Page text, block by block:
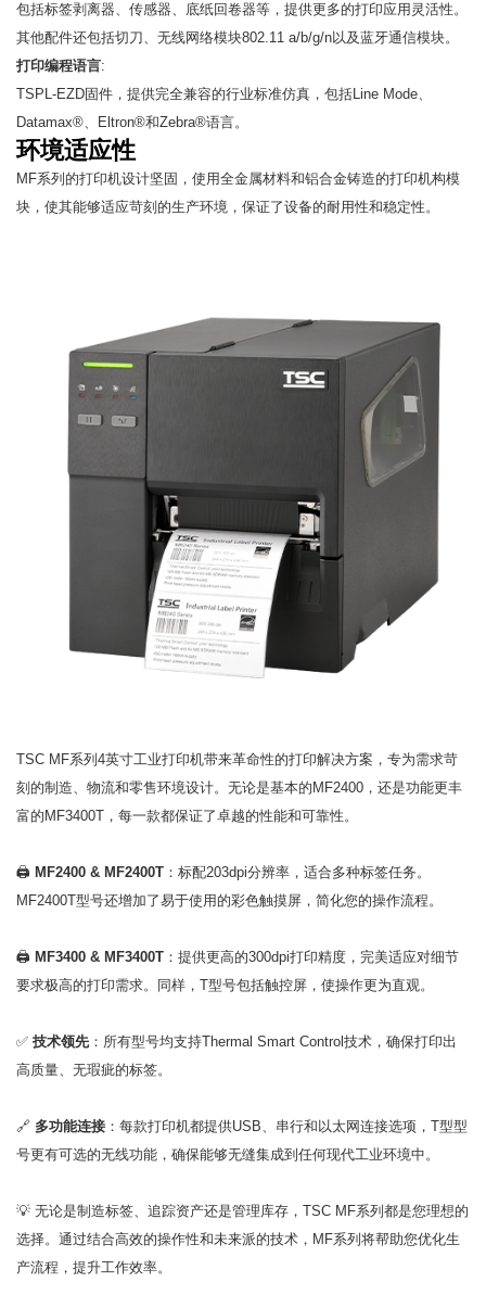
包括标签剥离器、传感器、底纸回卷器等，提供更多的打印应用灵活性。
其他配件还包括切刀、无线网络模块802.11 a/b/g/n以及蓝牙通信模块。
打印编程语言:
TSPL-EZD固件，提供完全兼容的行业标准仿真，包括Line Mode、
Datamax®、Eltron®和Zebra®语言。
环境适应性
MF系列的打印机设计坚固，使用全金属材料和铝合金铸造的打印机构模
块，使其能够适应苛刻的生产环境，保证了设备的耐用性和稳定性。
TSC MF系列4英寸工业打印机带来革命性的打印解决方案，专为需求苛
刻的制造、物流和零售环境设计。无论是基本的MF2400，还是功能更丰
富的MF3400T，每一款都保证了卓越的性能和可靠性。
🖨️ MF2400 & MF2400T ：标配203dpi分辨率，适合多种标签任务。
MF2400T型号还增加了易于使用的彩色触摸屏，简化您的操作流程。
🖨️ MF3400 & MF3400T ：提供更高的300dpi打印精度，完美适应对细节
要求极高的打印需求。同样，T型号包括触控屏，使操作更为直观。
✅ 技术领先 ：所有型号均支持Thermal Smart Control技术，确保打印出
高质量、无瑕疵的标签。
🔗 多功能连接 ：每款打印机都提供USB、串行和以太网连接选项，T型型
号更有可选的无线功能，确保能够无缝集成到任何现代工业环境中。
💡 无论是制造标签、追踪资产还是管理库存，TSC MF系列都是您理想的
选择。通过结合高效的操作性和未来派的技术，MF系列将帮助您优化生
产流程，提升工作效率。